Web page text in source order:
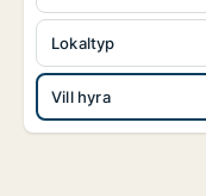
Lokaltyp
Vill hyra